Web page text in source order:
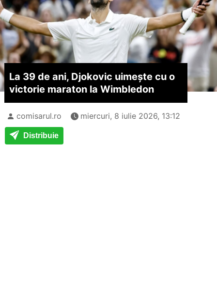
La 39 de ani, Djokovic uimește cu o
victorie maraton la Wimbledon
comisarul.ro miercuri, 8 iulie 2026, 13:12
Distribuie